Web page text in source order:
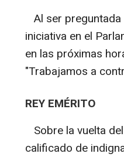
Al ser
iniciativa en el
en las próximas
"Trabajamos a
REY EMÉRITO
Sobre la vuelta
calificado de